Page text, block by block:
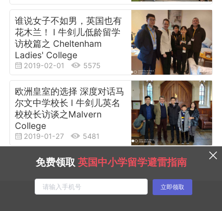
谁说女子不如男，英国也有
花木兰！ I 牛剑儿低龄留学
访校篇之 Cheltenham
Ladies' College
2019-02-01 5575
欧洲皇室的选择 深度对话马
尔文中学校长 I 牛剑儿英名
校校长访谈之Malvern
College
2019-01-27 5481
免费领取 英国中小学留学避雷指南
立即领取